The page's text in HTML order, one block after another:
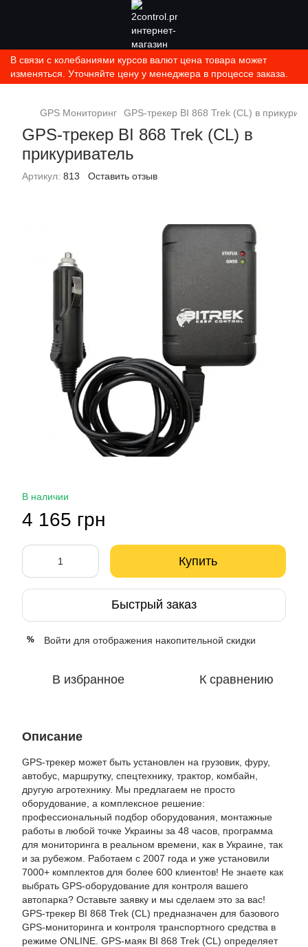
В связи с колебаниями курсов валют цена товара может
изменяться. Уточняйте цену у менеджера в процессе заказа.
GPS Мониторинг GPS-трекер BI 868 Trek (CL) в
GPS-трекер BI 868 Trek (CL) в
прикуриватель
Артикул: 813 Оставить отзыв
В наличии
4 165 грн
Купить
Быстрый заказ
% Войти для отображения накопительной скидки
В избранное К сравнению
Описание
GPS-трекер может быть установлен на грузовик, фуру,
автобус, маршрутку, спецтехнику, трактор, комбайн,
другую агротехнику. Мы предлагаем не просто
оборудование, а комплексное решение:
профессиональный подбор оборудования, монтажные
работы в любой точке Украины за 48 часов, программа
для мониторинга в реальном времени, как в Украине, так
и за рубежом. Работаем с 2007 года и уже установили
7000+ комплектов для более 600 клиентов! Не знаете как
выбрать GPS-оборудование для контроля вашего
автопарка? Оставьте заявку и мы сделаем это за вас!
GPS-трекер BI 868 Trek (CL) предназначен для базового
GPS-мониторинга и контроля транспортного средства в
режиме ONLINE. GPS-маяк BI 868 Trek (CL) определяет